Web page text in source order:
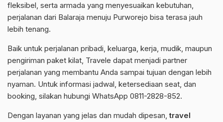
fleksibel, serta armada yang menyesuaikan kebutuhan,
perjalanan dari Balaraja menuju Purworejo bisa terasa jauh
lebih tenang.
Baik untuk perjalanan pribadi, keluarga, kerja, mudik, maupun
pengiriman paket kilat, Travele dapat menjadi partner
perjalanan yang membantu Anda sampai tujuan dengan lebih
nyaman. Untuk informasi jadwal, ketersediaan seat, dan
booking, silakan hubungi WhatsApp 0811-2828-852.
Dengan layanan yang jelas dan mudah dipesan,travel